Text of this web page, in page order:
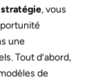
stratégie, vous
une
Tout d’abord,
de